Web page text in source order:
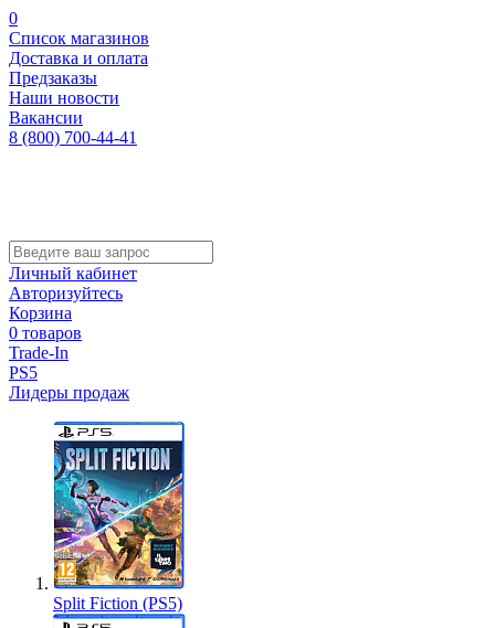
0
Список магазинов
Доставка и оплата
Предзаказы
Наши новости
Вакансии
8 (800) 700-44-41
Личный кабинет
Авторизуйтесь
Корзина
0 товаров
Trade-In
PS5
Лидеры продаж
Split Fiction (PS5)